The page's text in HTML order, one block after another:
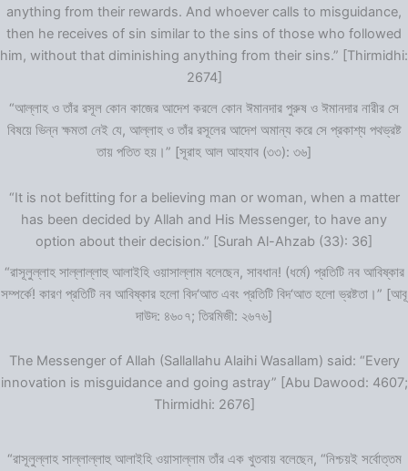
anything from their rewards. And whoever calls to misguidance,
then he receives of sin similar to the sins of those who followed
him, without that diminishing anything from their sins.” [Thirmidhi:
2674]
“আল্লাহ ও তাঁর রসূল কোন কাজের আদেশ করলে কোন ঈমানদার পুরুষ ও ঈমানদার নারীর সে
বিষয়ে ভিন্ন ক্ষমতা নেই যে, আল্লাহ ও তাঁর রসূলের আদেশ অমান্য করে সে প্রকাশ্য পথভ্রষ্ট
তায় পতিত হয়।” [সূরাহ আল আহযাব (৩৩): ৩৬]
“It is not befitting for a believing man or woman, when a matter
has been decided by Allah and His Messenger, to have any
option about their decision.” [Surah Al-Ahzab (33): 36]
“রাসূলুল্লাহ সাল্লাল্লাহু আলাইহি ওয়াসাল্লাম বলেছেন, সাবধান! (ধর্মে) প্রতিটি নব আবিষ্কার
সম্পর্কে! কারণ প্রতিটি নব আবিষ্কার হলো বিদ‘আত এবং প্রতিটি বিদ‘আত হলো ভ্রষ্টতা।” [আবূ
দাউদ: ৪৬০৭; তিরমিজী: ২৬৭৬]
The Messenger of Allah (Sallallahu Alaihi Wasallam) said: “Every
innovation is misguidance and going astray” [Abu Dawood: 4607;
Thirmidhi: 2676]
“রাসূলুল্লাহ সাল্লাল্লাহু আলাইহি ওয়াসাল্লাম তাঁর এক খুতবায় বলেছেন, “নিশ্চয়ই সর্বোত্তম